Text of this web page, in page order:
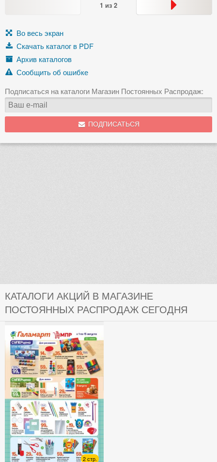
1 из 2
Во весь экран
Скачать каталог в PDF
Архив каталогов
Сообщить об ошибке
Подписаться на каталоги Магазин Постоянных Распродаж:
ПОДПИСАТЬСЯ
КАТАЛОГИ АКЦИЙ В МАГАЗИНЕ
ПОСТОЯННЫХ РАСПРОДАЖ СЕГОДНЯ
2 стр.